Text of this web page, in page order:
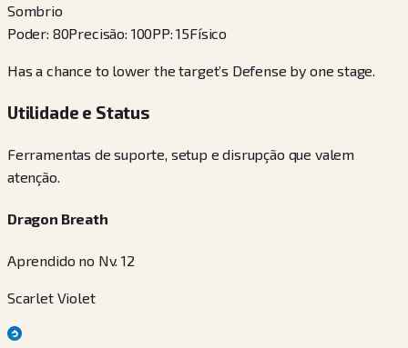
Sombrio
Poder: 80Precisão: 100PP:15Físico
Has a chance to lower the target’s Defense by one stage.
Utilidade e Status
Ferramentas de suporte, setup e disrupção que valem
atenção.
Dragon Breath
Aprendido no Nv. 12
Scarlet Violet